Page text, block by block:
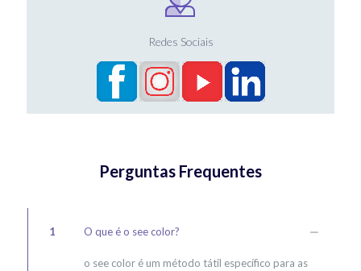
Redes Sociais
Perguntas Frequentes
1 O que é o see color?
o see color é um método tátil específico para as